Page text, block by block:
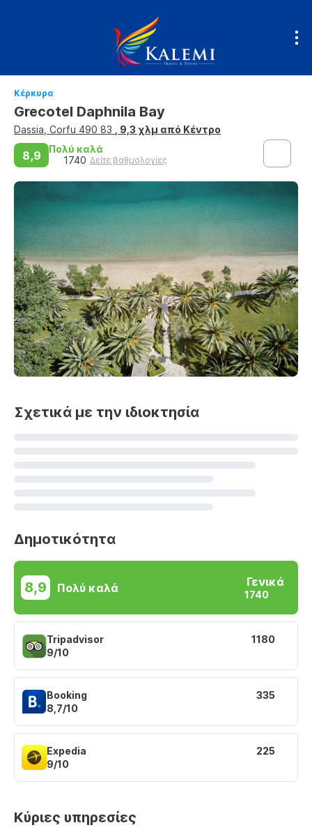
Κέρκυρα
Grecotel Daphnila Bay
Dassia, Corfu 490 83 , 9,3 χλμ από Κέντρο
8,9
Πολύ καλά
1740 Δείτε βαθμολογίες
Σχετικά με την ιδιοκτησία
Δημοτικότητα
8,9 Πολύ καλά Γενικά
1740
Tripadvisor
9/10
1180
Booking
8,7/10
335
Expedia
9/10
225
Κύριες υπηρεσίες